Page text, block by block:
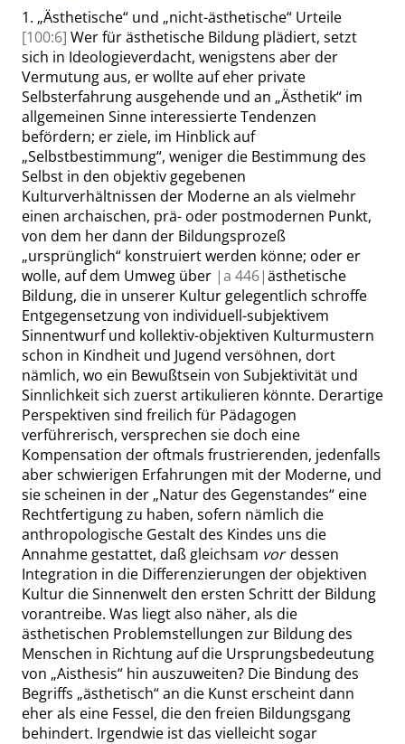
1. „Ästhetische“ und „nicht-ästhetische“ Urteile
[100:6] Wer für ästhetische Bildung plädiert, setzt
sich in Ideologieverdacht, wenigstens aber der
Vermutung aus, erwollteauf eher private
Selbsterfahrungausgehende und an „Ästhetik“ im
allgemeinen Sinne interessierteTendenzen
befördern; er ziele, im Hinblick auf
„Selbstbestimmung“, weniger die Bestimmung des
Selbst in den objektiv gegebenen
Kulturverhältnissen der Moderne an als vielmehr
einen archaischen, prä- oder postmodernen Punkt,
von dem her dann der Bildungsprozeß
„ursprünglich“ konstruiert werden könne; oder er
wolle, auf dem Umweg über |a 446|ästhetische
Bildung, die in unserer Kultur gelegentlich schroffe
Entgegensetzung von individuell-subjektivem
Sinnentwurf und kollektiv-objektiven Kulturmustern
schon in Kindheit und Jugend versöhnen, dort
nämlich, wo ein Bewußtsein von Subjektivität und
Sinnlichkeit sich zuerst artikulieren könnte. Derartige
Perspektiven sind freilich für Pädagogen
verführerisch, versprechen sie doch eine
Kompensation der oftmals frustrierenden, jedenfalls
aber schwierigen Erfahrungen mit der Moderne, und
siescheinen in der „Natur des Gegenstandes“ eine
Rechtfertigung zu haben, sofern nämlich die
anthropologische Gestalt des Kindes uns die
Annahme gestattet, daß gleichsam vordessen
Integration in die Differenzierungen der objektiven
Kultur dieSinnenwelt den ersten Schritt der Bildung
vorantreibe. Was liegt also näher, als die
ästhetischen Problemstellungen zur Bildung des
Menschen in Richtung auf die Ursprungsbedeutung
von „Aisthesis“ hin auszuweiten? Die Bindungdes
Begriffs „ästhetisch“an die Kunst erscheint dann
eher als eine Fessel, die den freien Bildungsgang
behindert. Irgendwie ist das vielleicht sogar